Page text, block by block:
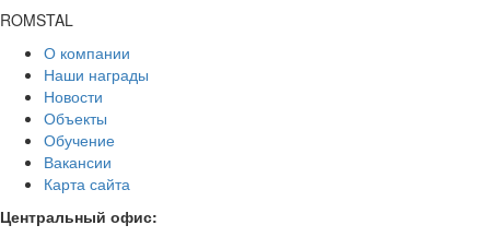
ROMSTAL
О компании
Наши награды
Новости
Объекты
Обучение
Вакансии
Карта сайта
Центральный офис: